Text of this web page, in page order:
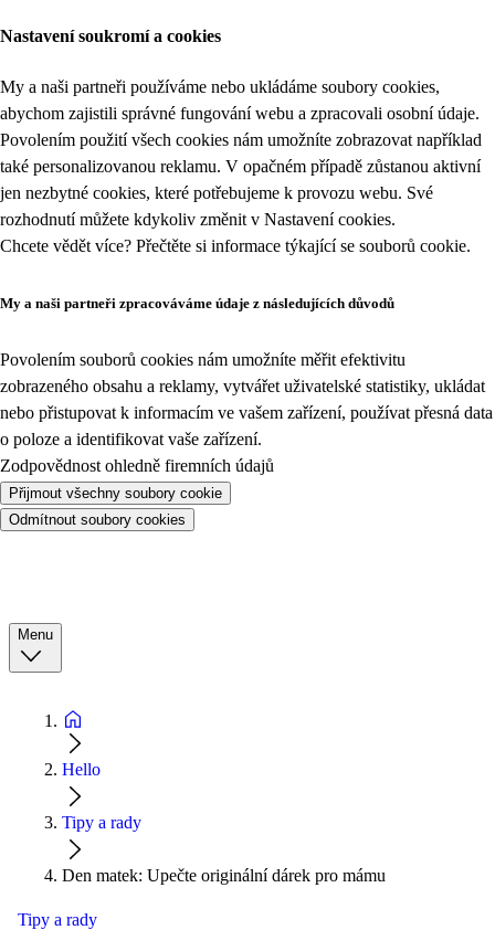
Nastavení soukromí a cookies
My a naši partneři používáme nebo ukládáme soubory cookies,
abychom zajistili správné fungování webu a zpracovali osobní údaje.
Povolením použití všech cookies nám umožníte zobrazovat například
také personalizovanou reklamu. V opačném případě zůstanou aktivní
jen nezbytné cookies, které potřebujeme k provozu webu. Své
rozhodnutí můžete kdykoliv změnit v Nastavení cookies.
Chcete vědět více? Přečtěte si informace týkající se souborů cookie.
My a naši partneři zpracováváme údaje z následujících důvodů
Povolením souborů cookies nám umožníte měřit efektivitu
zobrazeného obsahu a reklamy, vytvářet uživatelské statistiky, ukládat
nebo přistupovat k informacím ve vašem zařízení, používat přesná data
o poloze a identifikovat vaše zařízení.
Zodpovědnost ohledně firemních údajů
Přijmout všechny soubory cookie
Odmítnout soubory cookies
Menu
Hello
Tipy a rady
Den matek: Upečte originální dárek pro mámu
Tipy a rady